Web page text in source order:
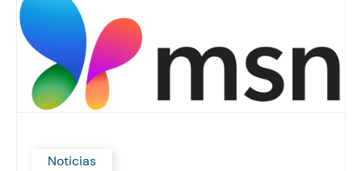
Noticias